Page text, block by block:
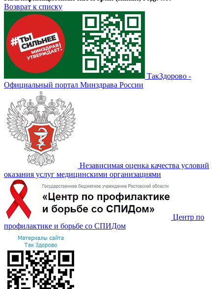
Возврат к списку
ТакЗдорово -
Официальный портал Минздрава России
Независимая оценка качества условий
оказания услуг медицинскими организациями
Центр по
профилактике и борьбе со СПИДом